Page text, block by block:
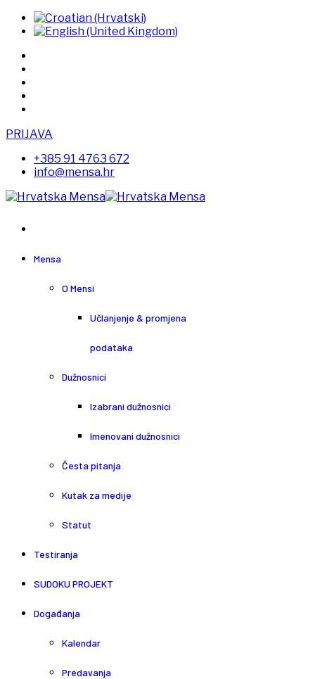
PRIJAVA
+385 91 4763 672
info@mensa.hr
Mensa
O Mensi
Učlanjenje & promjena
podataka
Dužnosnici
Izabrani dužnosnici
Imenovani dužnosnici
Česta pitanja
Kutak za medije
Statut
Testiranja
SUDOKU PROJEKT
Događanja
Kalendar
Predavanja